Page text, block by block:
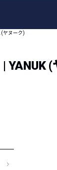
(ヤヌーク)
YANUK